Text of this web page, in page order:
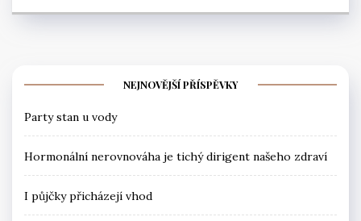
NEJNOVĚJŠÍ PŘÍSPĚVKY
Party stan u vody
Hormonální nerovnováha je tichý dirigent našeho zdraví
I půjčky přicházejí vhod